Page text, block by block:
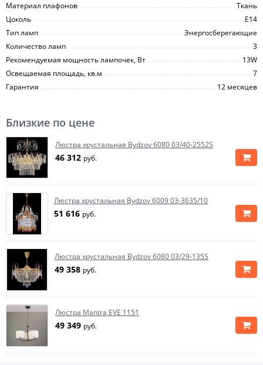
Материал плафонов
Ткань
Цоколь
E14
Тип ламп
Энергосберегающие
Количество ламп
3
Рекомендуемая мощность лампочек, Вт
13W
Освещаемая площадь, кв.м
7
Гарантия
12 месяцев
Близкие по цене
Люстра хрустальная Bydzov 6080 03/40-2552S
46 312 руб.
Люстра хрустальная Bydzov 6009 03-3635/10
51 616 руб.
Люстра хрустальная Bydzov 6080 03/29-135S
49 358 руб.
Люстра Mantra EVE 1151
49 349 руб.